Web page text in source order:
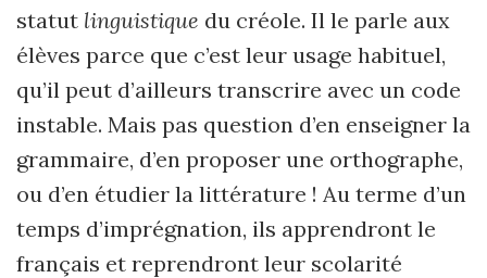
statut linguistique du créole. Il le parle aux
élèves parce que c’est leur usage habituel,
qu’il peut d’ailleurs transcrire avec un code
instable. Mais pas question d’en enseigner la
grammaire, d’en proposer une orthographe,
ou d’en étudier la littérature ! Au terme d’un
temps d’imprégnation, ils apprendront le
français et reprendront leur scolarité